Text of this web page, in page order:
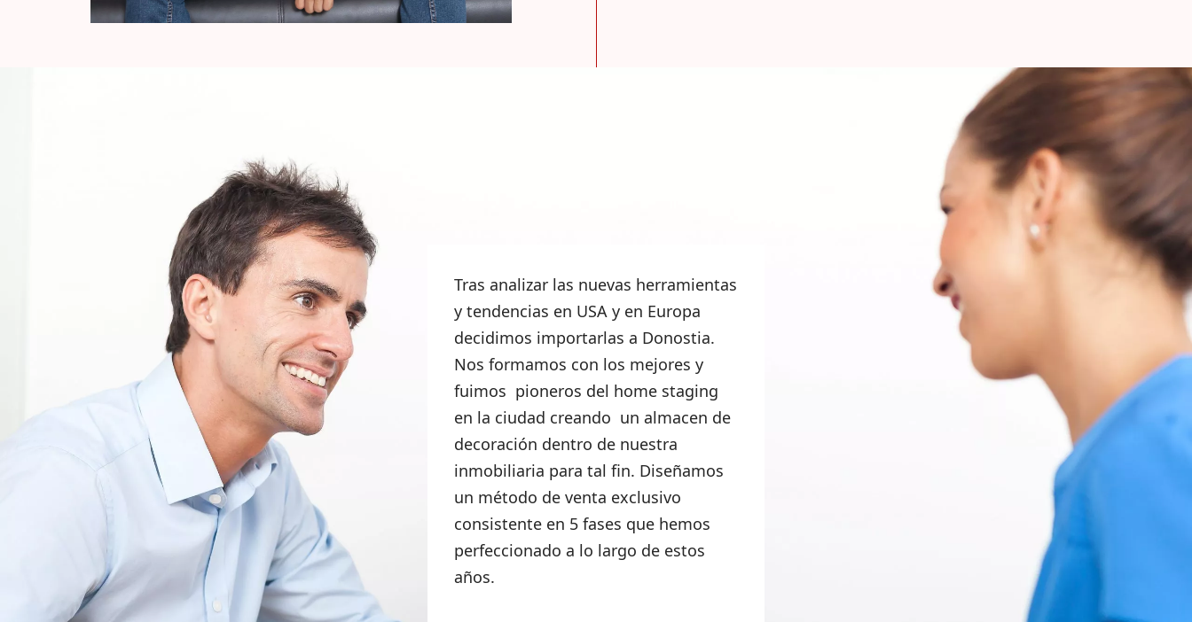
Tras analizar las nuevas herramientas
y tendencias en USA y en Europa
decidimos importarlas a Donostia.
Nos formamos con los mejores y
fuimos pioneros del home staging
en la ciudad creando un almacen de
decoración dentro de nuestra
inmobiliaria para tal fin. Diseñamos
un método de venta exclusivo
consistente en 5 fases que hemos
perfeccionado a lo largo de estos
años.